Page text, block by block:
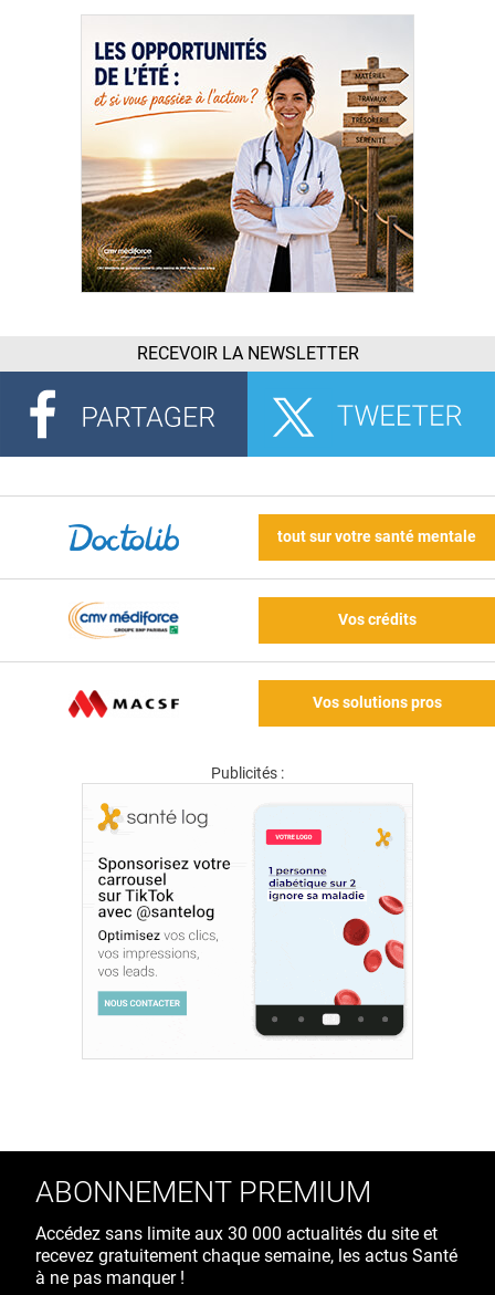
RECEVOIR LA NEWSLETTER
tout sur votre santé mentale
Vos crédits
Vos solutions pros
Publicités :
ABONNEMENT PREMIUM
Accédez sans limite aux 30 000 actualités du site et
recevez gratuitement chaque semaine, les actus Santé
à ne pas manquer !